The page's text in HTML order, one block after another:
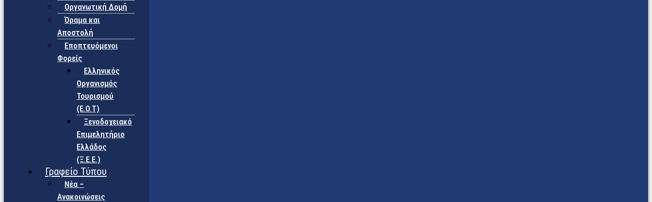
Οργανωτική Δομή
Όραμα και
Αποστολή
Εποπτευόμενοι
Φορείς
Eλληνικός
Οργανισμός
Τουρισμού
(Ε.Ο.Τ)
Ξενοδοχειακό
Επιμελητήριο
Ελλάδος
(Ξ.Ε.Ε.)
Γραφείο Τύπου
Νέα –
Ανακοινώσεις